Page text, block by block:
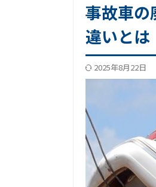
事故車の
違いとは
2025年8月22日